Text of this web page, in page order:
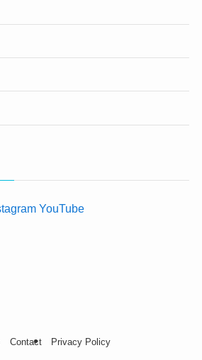
YouTube
Contact Privacy Policy